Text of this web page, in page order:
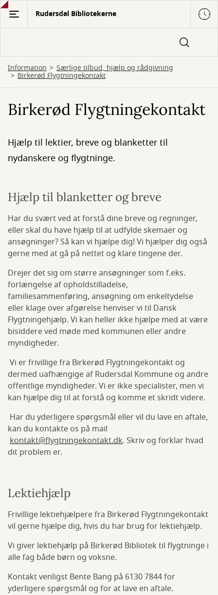
Gå
hovedindhold
Rudersdal Bibliotekerne
Information Særlige tilbud, hjælp og rådgivning
Birkerød Flygtningekontakt
Birkerød Flygtningekontakt
Hjælp til lektier, breve og blanketter til
nydanskere og flygtninge.
Hjælp til blanketter og breve
Har du svært ved at forstå dine breve og regninger,
eller skal du have hjælp til at udfylde skemaer og
ansøgninger? Så kan vi hjælpe dig! Vi hjælper dig også
gerne med at gå på nettet og klare tingene der.
Drejer det sig om større ansøgninger som f.eks.
forlængelse af opholdstilladelse,
familiesammenføring, ansøgning om enkeltydelse
eller klage over afgørelse henviser vi til Dansk
Flygtningehjælp. Vi kan heller ikke hjælpe med at være
bisiddere ved møde med kommunen eller andre
myndigheder.
Vi er frivillige fra Birkerød Flygtningekontakt og
dermed uafhængige af Rudersdal Kommune og andre
offentlige myndigheder. Vi er ikke specialister, men vi
kan hjælpe dig til at forstå og komme et skridt videre.
Har du yderligere spørgsmål eller vil du lave en aftale,
kan du kontakte os på mail
kontakt@flygtningekontakt.dk. Skriv og forklar hvad
dit problem er.
Lektiehjælp
Frivillige lektiehjælpere fra Birkerød Flygtningekontakt
vil gerne hjælpe dig, hvis du har brug for lektiehjælp.
Vi giver lektiehjælp på Birkerød Bibliotek til flygtninge i
alle fag både børn og voksne.
Kontakt venligst Bente Bang på 6130 7844 for
yderligere spørgsmål og for at lave en aftale.